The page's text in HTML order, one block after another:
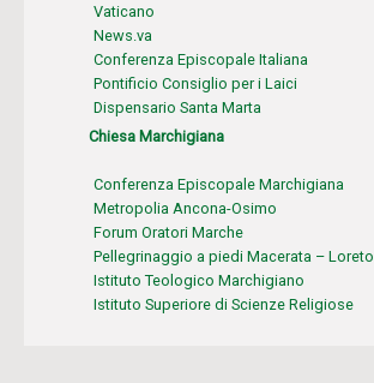
Vaticano
News.va
Conferenza Episcopale Italiana
Pontificio Consiglio per i Laici
Dispensario Santa Marta
Chiesa Marchigiana
Conferenza Episcopale Marchigiana
Metropolia Ancona-Osimo
Forum Oratori Marche
Pellegrinaggio a piedi Macerata – Loreto
Istituto Teologico Marchigiano
Istituto Superiore di Scienze Religiose